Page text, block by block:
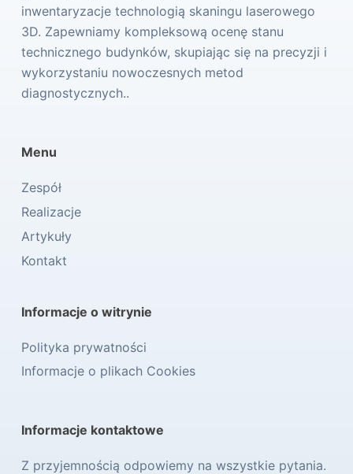
inwentaryzacje technologią skaningu laserowego
3D. Zapewniamy kompleksową ocenę stanu
technicznego budynków, skupiając się na precyzji i
wykorzystaniu nowoczesnych metod
diagnostycznych..
Menu
Zespół
Realizacje
Artykuły
Kontakt
Informacje o witrynie
Polityka prywatności
Informacje o plikach Cookies
Informacje kontaktowe
Z przyjemnością odpowiemy na wszystkie pytania.